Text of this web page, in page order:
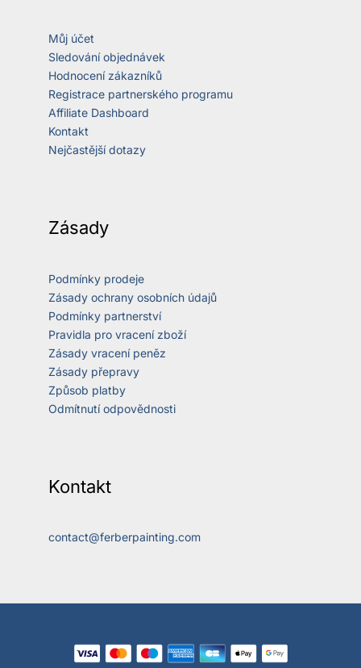
Můj účet
Sledování objednávek
Hodnocení zákazníků
Registrace partnerského programu
Affiliate Dashboard
Kontakt
Nejčastější dotazy
Zásady
Podmínky prodeje
Zásady ochrany osobních údajů
Podmínky partnerství
Pravidla pro vracení zboží
Zásady vracení peněz
Zásady přepravy
Způsob platby
Odmítnutí odpovědnosti
Kontakt
contact@ferberpainting.com